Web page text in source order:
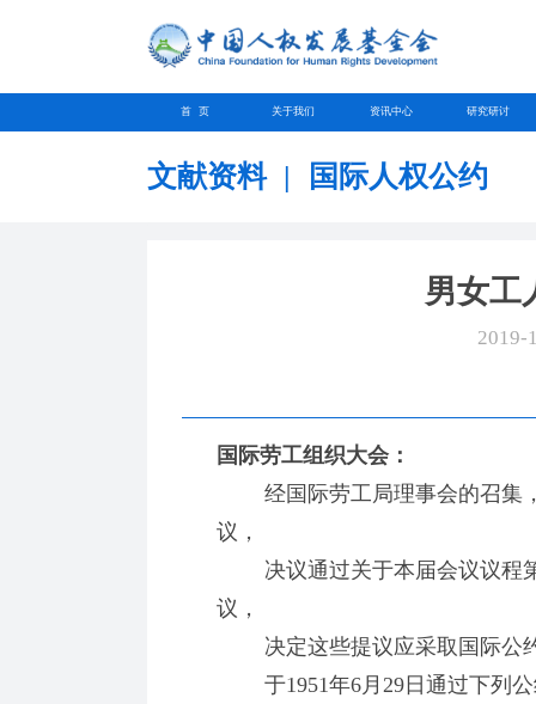
首 页 关于我们 资讯中心 研究研讨
文献资料 | 国际人权公约
男女工
2019-
国际劳工组织大会：
经国际劳工局理事会的召集，
议，
决议通过关于本届会议议程第
议，
决定这些提议应采取国际公
于1951年6月29日通过下列公